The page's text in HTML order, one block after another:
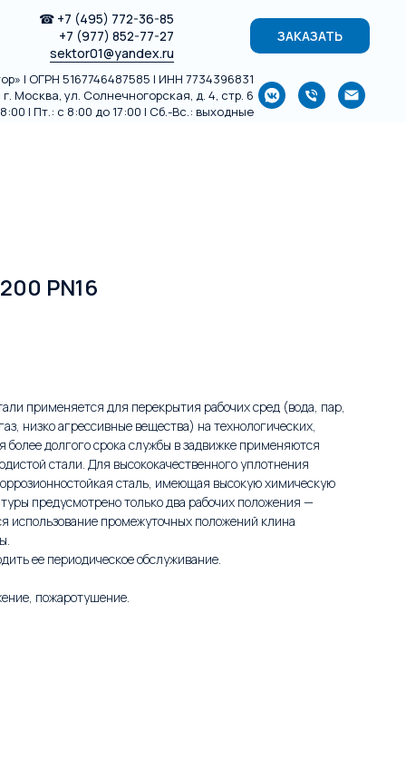
☎ +7 (495) 772-36-85
+7 (977) 852-77-27
sektor01@yandex.ru
ЗАКАЗАТЬ
| ОГРН 5167746487585 | ИНН 7734396831
Москва, ул. Солнечногорская, д. 4, стр. 6
| Пт.: с 8:00 до 17:00 | Сб.-Вс.: выходные
PN16
применяется для перекрытия рабочих сред (вода, пар,
низко агрессивные вещества) на технологических,
долгого срока службы в задвижке применяются
стали. Для высококачественного уплотнения
сталь, имеющая высокую химическую
предусмотрено только два рабочих положения —
использование промежуточных положений клина
ее периодическое обслуживание.
пожаротушение.